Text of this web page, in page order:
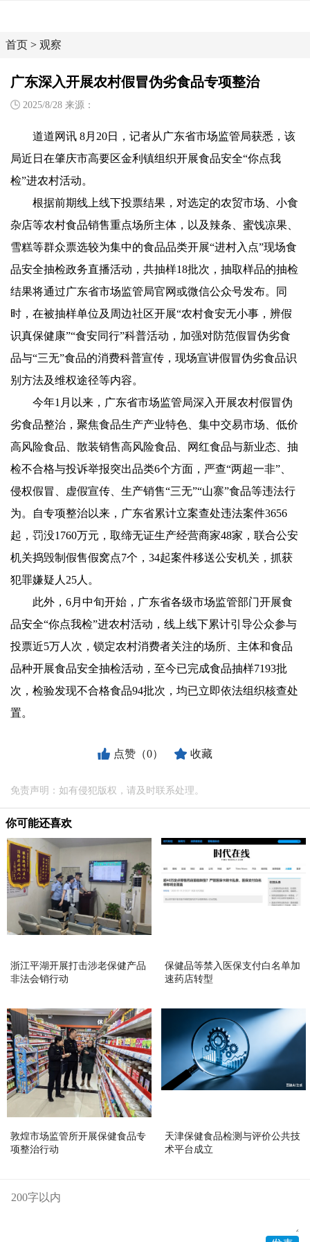
首页 > 观察
广东深入开展农村假冒伪劣食品专项整治
2025/8/28 来源：
道道网讯 8月20日，记者从广东省市场监管局获悉，该
局近日在肇庆市高要区金利镇组织开展食品安全“你点我
检”进农村活动。
根据前期线上线下投票结果，对选定的农贸市场、小食
杂店等农村食品销售重点场所主体，以及辣条、蜜饯凉果、
雪糕等群众票选较为集中的食品品类开展“进村入点”现场食
品安全抽检政务直播活动，共抽样18批次，抽取样品的抽检
结果将通过广东省市场监管局官网或微信公众号发布。同
时，在被抽样单位及周边社区开展“农村食安无小事，辨假
识真保健康”“食安同行”科普活动，加强对防范假冒伪劣食
品与“三无”食品的消费科普宣传，现场宣讲假冒伪劣食品识
别方法及维权途径等内容。
今年1月以来，广东省市场监管局深入开展农村假冒伪
劣食品整治，聚焦食品生产产业特色、集中交易市场、低价
高风险食品、散装销售高风险食品、网红食品与新业态、抽
检不合格与投诉举报突出品类6个方面，严查“两超一非”、
侵权假冒、虚假宣传、生产销售“三无”“山寨”食品等违法行
为。自专项整治以来，广东省累计立案查处违法案件3656
起，罚没1760万元，取缔无证生产经营商家48家，联合公安
机关捣毁制假售假窝点7个，34起案件移送公安机关，抓获
犯罪嫌疑人25人。
此外，6月中旬开始，广东省各级市场监管部门开展食
品安全“你点我检”进农村活动，线上线下累计引导公众参与
投票近5万人次，锁定农村消费者关注的场所、主体和食品
品种开展食品安全抽检活动，至今已完成食品抽样7193批
次，检验发现不合格食品94批次，均已立即依法组织核查处
置。
点赞（0） 收藏
免责声明：如有侵犯版权，请及时联系处理。
你可能还喜欢
浙江平湖开展打击涉老保健产品
非法会销行动
保健品等禁入医保支付白名单加
速药店转型
敦煌市场监管所开展保健食品专
项整治行动
天津保健食品检测与评价公共技
术平台成立